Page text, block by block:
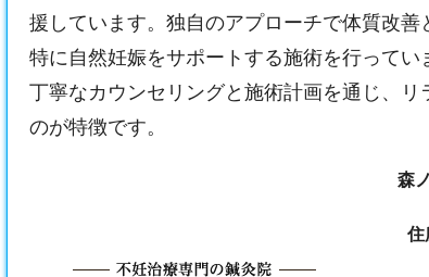
援しています。独自のアプローチで体質改善
特に自然妊娠をサポートする施術を行って
丁寧なカウンセリングと施術計画を通じ、
のが特徴です。
森
住